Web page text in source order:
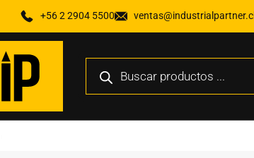
+56 2 2904 5500 ventas@industrialpartner.cl